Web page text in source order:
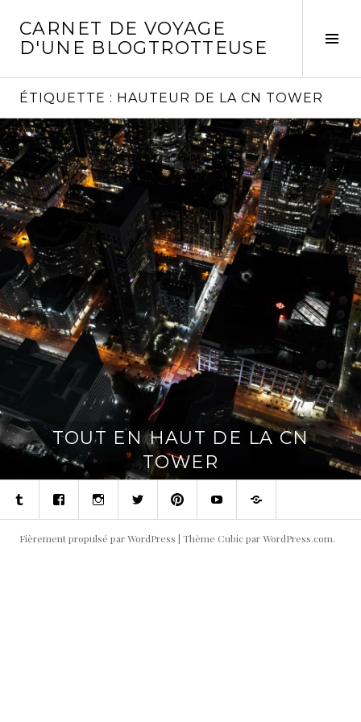
contenu
CARNET DE VOYAGE
D'UNE BLOGTROTTEUSE
ÉTIQUETTE : HAUTEUR DE LA CN TOWER
TOUT EN HAUT DE LA CN
TOWER
TumblrFacebookInstagramTwitterPinterestYoutubeContact
Fièrement propulsé par WordPress | Thème Cubic parWordPress.com.